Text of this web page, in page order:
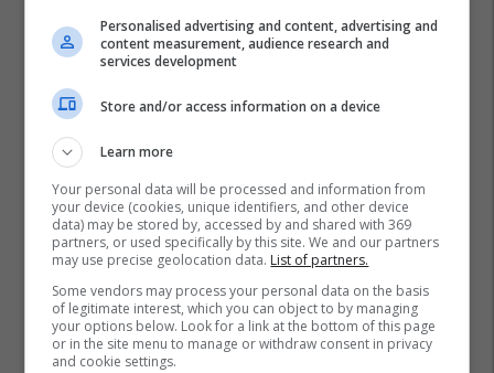
Personalised advertising and content, advertising and
content measurement, audience research and
services development
Store and/or access information on a device
Learn more
Your personal data will be processed and information from
your device (cookies, unique identifiers, and other device
data) may be stored by, accessed by and shared with 369
partners, or used specifically by this site. We and our partners
may use precise geolocation data. List of partners.
Some vendors may process your personal data on the basis
of legitimate interest, which you can object to by managing
your options below. Look for a link at the bottom of this page
or in the site menu to manage or withdraw consent in privacy
and cookie settings.